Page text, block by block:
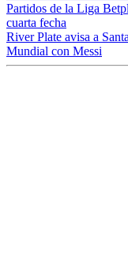
Partidos de la Liga
cuarta fecha
River Plate avisa a
Mundial con Messi